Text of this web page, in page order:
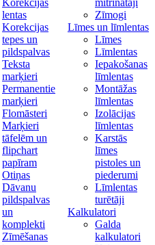
Korekcijas
lentas
Korekcijas
tepes un
pildspalvas
Teksta
marķieri
Permanentie
marķieri
Flomāsteri
Marķieri
tāfelēm un
flipchart
papīram
Otiņas
Dāvanu
pildspalvas
un
komplekti
Zīmēšanas
mitrinātāji
Zīmogi
Līmes un līmlentas
Līmes
Līmlentas
Iepakošanas
līmlentas
Montāžas
līmlentas
Izolācijas
līmlentas
Karstās
līmes
pistoles un
piederumi
Līmlentas
turētāji
Kalkulatori
Galda
kalkulatori